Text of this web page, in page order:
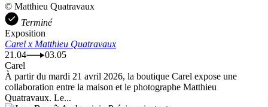
© Matthieu Quatravaux
Terminé
Exposition
Carel x Matthieu Quatravaux
21.04
03.05
Carel
À partir du mardi 21 avril 2026, la boutique Carel expose une
collaboration entre la maison et le photographe Matthieu
Quatravaux. Le...